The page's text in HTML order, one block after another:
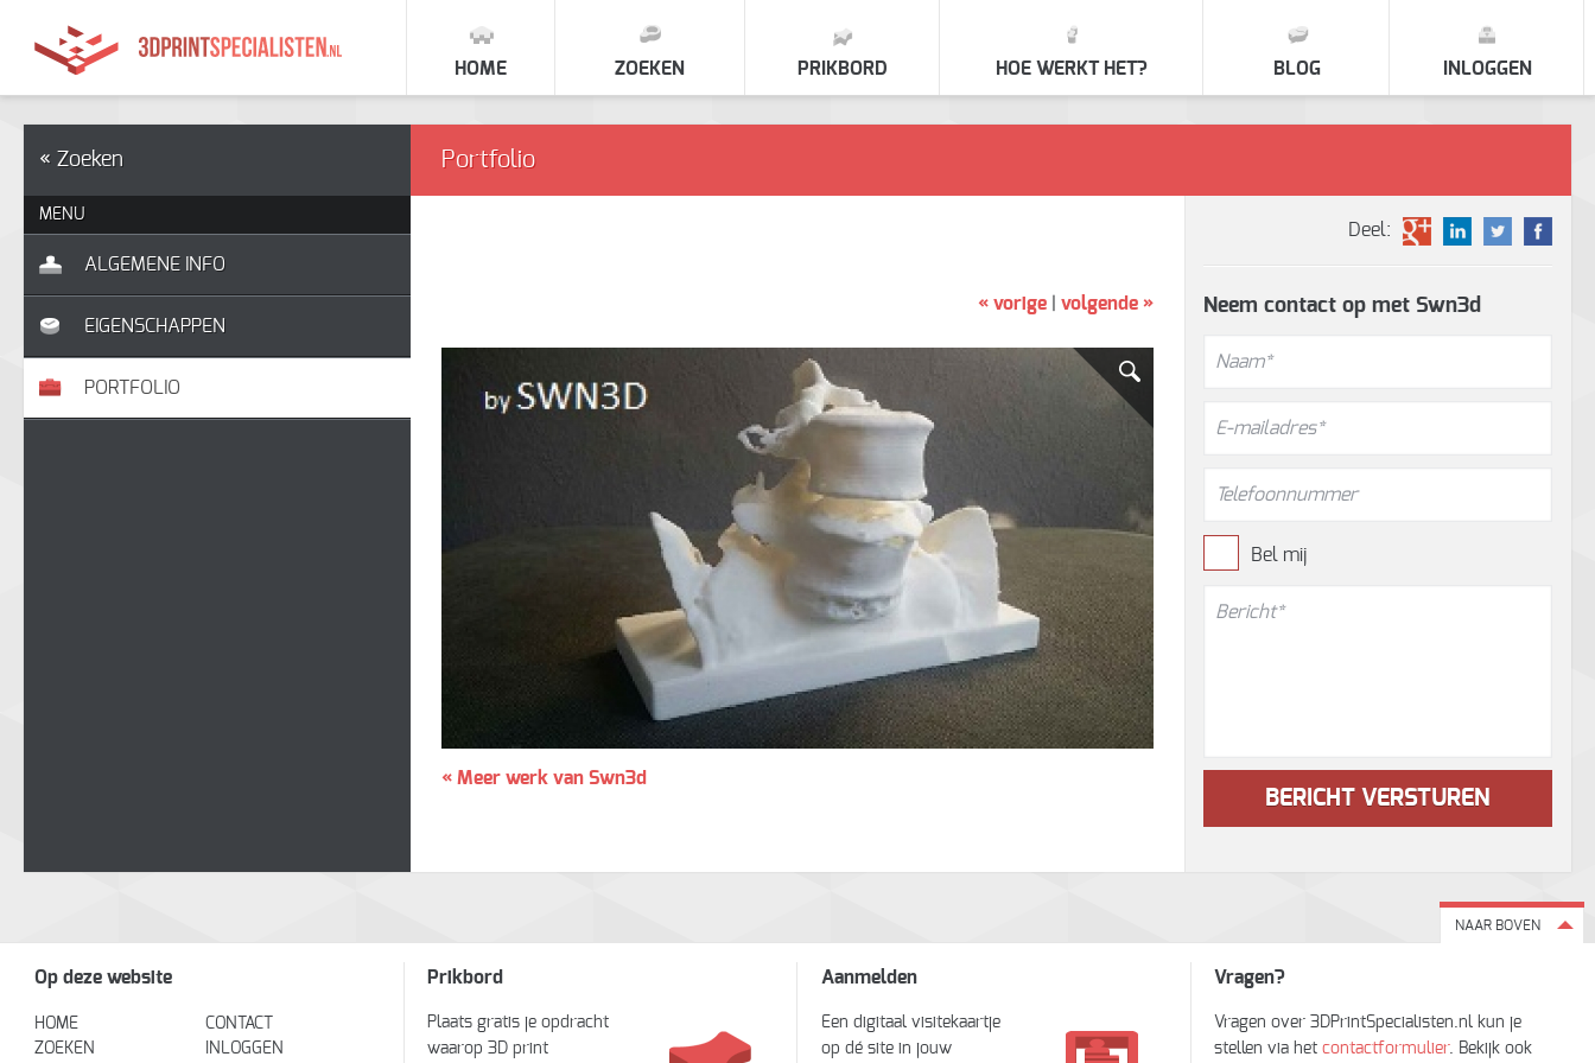
INLOGGEN
BLOG
HOE WERKT HET?
PRIKBORD
ZOEKEN
HOME
« Zoeken
MENU
ALGEMENE INFO
EIGENSCHAPPEN
PORTFOLIO
Portfolio
« vorige| volgende »
« Meer werk van Swn3d
Deel:
Neem contact op met Swn3d
Bel mij
NAAR BOVEN
Op deze website
HOME
CONTACT
ZOEKEN
INLOGGEN
Prikbord
Plaats gratis je opdracht
waarop 3D print
Aanmelden
Een digitaal visitekaartje
op dé site in jouw
Vragen?
Vragen over 3DPrintSpecialisten.nl kun je
stellen via hetcontactformulier. Bekijk ook